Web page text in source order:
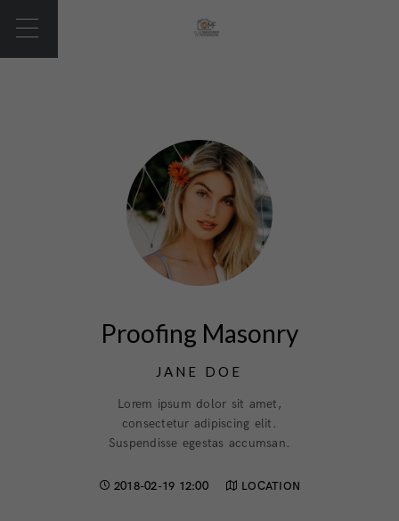
Proofing Masonry
JANE DOE
Lorem ipsum dolor sit amet,
consectetur adipiscing elit.
Suspendisse egestas accumsan.
2018-02-19 12:00 LOCATION